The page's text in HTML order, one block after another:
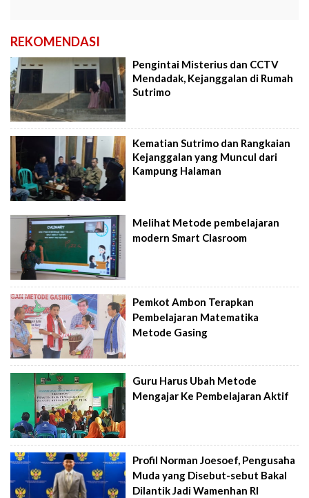
REKOMENDASI
Pengintai Misterius dan CCTV
Mendadak, Kejanggalan di Rumah
Sutrimo
Kematian Sutrimo dan Rangkaian
Kejanggalan yang Muncul dari
Kampung Halaman
Melihat Metode pembelajaran
modern Smart Clasroom
Pemkot Ambon Terapkan
Pembelajaran Matematika
Metode Gasing
Guru Harus Ubah Metode
Mengajar Ke Pembelajaran Aktif
Profil Norman Joesoef, Pengusaha
Muda yang Disebut-sebut Bakal
Dilantik Jadi Wamenhan RI